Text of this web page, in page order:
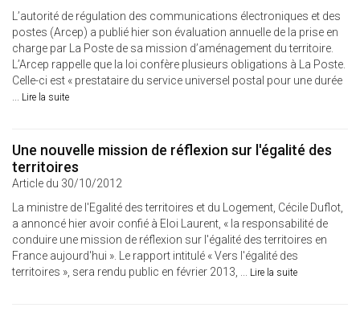
L’autorité de régulation des communications électroniques et des
postes (Arcep) a publié hier son évaluation annuelle de la prise en
charge par La Poste de sa mission d’aménagement du territoire.
L’Arcep rappelle que la loi confère plusieurs obligations à La Poste.
Celle-ci est « prestataire du service universel postal pour une durée
... Lire la suite
Une nouvelle mission de réflexion sur l'égalité des
territoires
Article du 30/10/2012
La ministre de l'Egalité des territoires et du Logement, Cécile Duflot,
a annoncé hier avoir confié à Eloi Laurent, « la responsabilité de
conduire une mission de réflexion sur l'égalité des territoires en
France aujourd'hui ». Le rapport intitulé « Vers l'égalité des
territoires », sera rendu public en février 2013, ... Lire la suite